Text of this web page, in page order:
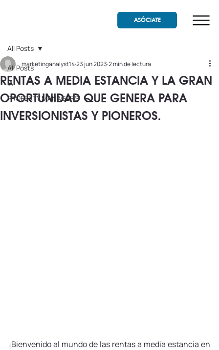
ASÓCIATE
All Posts
IA
PROPERTY MANAGERS
All Posts
RENTAS A MEDIA ESTANCIA Y LA GRAN
OPORTUNIDAD QUE GENERA PARA
INVERSIONISTAS Y PIONEROS.
marketinganalyst1423 jun 2023 2 min de lectura
¡Bienvenido al mundo de las rentas a media estancia en